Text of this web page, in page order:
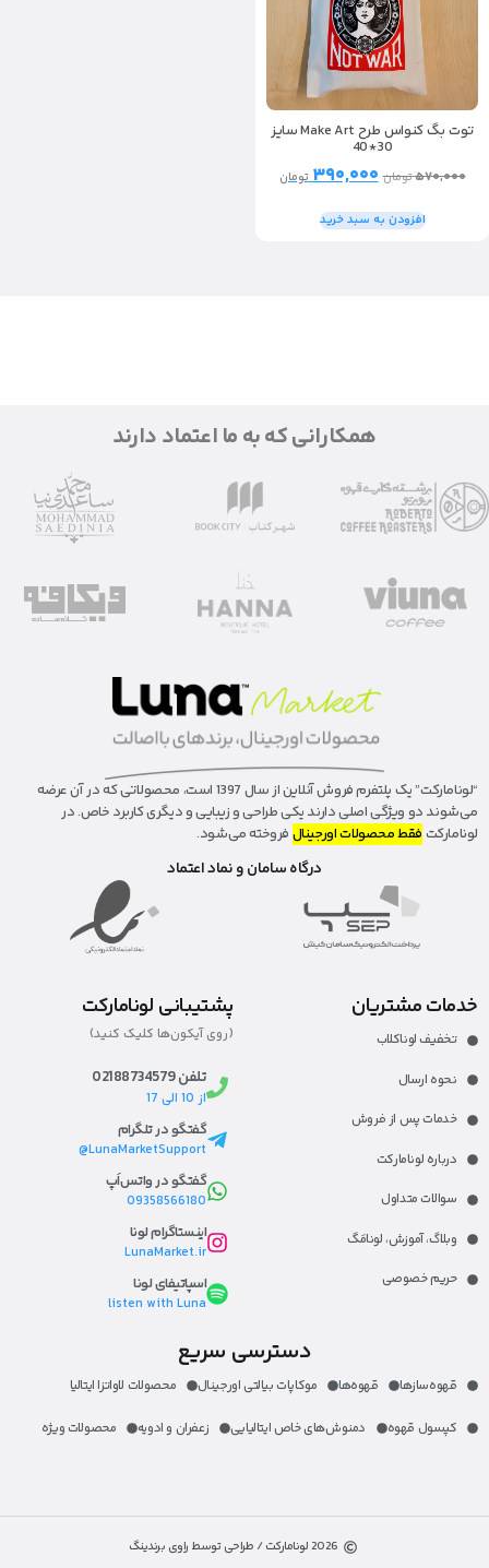
توت بگ کنواس طرح Make Art سایز
30*40
۵۷۰,۰۰۰تومان ۳۹۰,۰۰۰تومان
افزودن به سبد خرید
همکارانی که به ما اعتماد دارند
“لونا‌مارکت” یک پلتفرم فروش آنلاین از سال 1397 است، محصولاتی که در آن عرضه
می‌شوند دو ویژگی اصلی دارند یکی طراحی و زیبایی و دیگری کاربرد خاص. در
لونامارکت فقط محصولات اورجینال فروخته می‌شود.
درگاه سامان و نماد اعتماد
خدمات مشتریان
تخفیف لوناکلاب
نحوه ارسال
خدمات پس از فروش
درباره لونامارکت​
سوالات متداول
وبلاگ، آموزش، لونا‌مَگ​
حریم خصوصی
پشتیبانی لونامارکت
(روی آیکون‌ها کلیک کنید)
تلفن 02188734579
از 10 الی 17
گفتگو در تلگرام
LunaMarketSupport@
گفتگو در واتس‌اَپ
09358566180
اینستاگرام لونا
LunaMarket.ir
اسپاتیفای لونا
listen with Luna
دسترسی سریع
قهوه‌ساز‌ها قهوه‌ها موکاپات بیالتی اورجینال محصولات لاواتزا ایتالیا
کپسول قهوه دمنوش‌های خاص ایتالیایی زعفران و ادویه محصولات ویژه
2026 لونامارکت / طراحی توسط راوی برندینگ